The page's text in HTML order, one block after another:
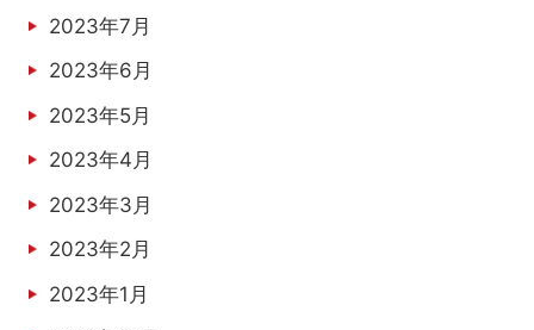
2023年7月
2023年6月
2023年5月
2023年4月
2023年3月
2023年2月
2023年1月